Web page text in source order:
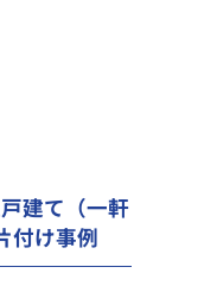
建て（一軒
付け事例